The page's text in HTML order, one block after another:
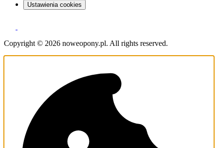
Ustawienia cookies
Copyright © 2026 noweopony.pl. All rights reserved.